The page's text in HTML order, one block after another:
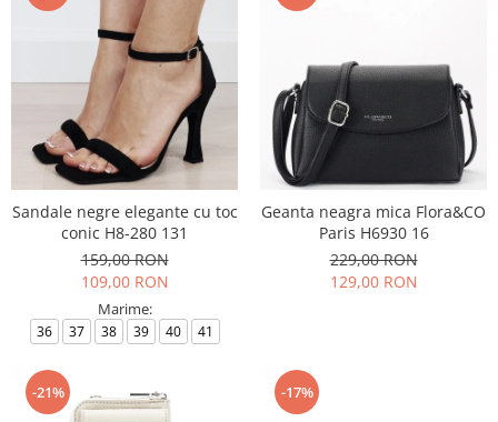
Sandale negre elegante cu toc
conic H8-280 131
159,00 RON
109,00 RON
Marime:
36 37 38 39 40 41
Geanta neagra mica Flora&CO
Paris H6930 16
229,00 RON
129,00 RON
-21% -17%